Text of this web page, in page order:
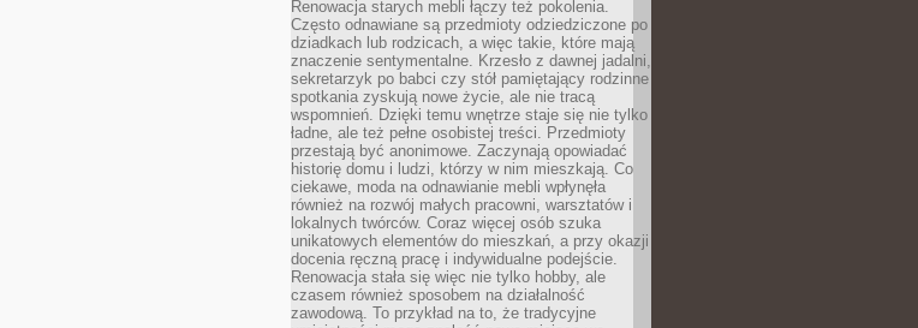
Renowacja starych mebli łączy też pokolenia.
Często odnawiane są przedmioty odziedziczone po
dziadkach lub rodzicach, a więc takie, które mają
znaczenie sentymentalne. Krzesło z dawnej jadalni,
sekretarzyk po babci czy stół pamiętający rodzinne
spotkania zyskują nowe życie, ale nie tracą
wspomnień. Dzięki temu wnętrze staje się nie tylko
ładne, ale też pełne osobistej treści. Przedmioty
przestają być anonimowe. Zaczynają opowiadać
historię domu i ludzi, którzy w nim mieszkają. Co
ciekawe, moda na odnawianie mebli wpłynęła
również na rozwój małych pracowni, warsztatów i
lokalnych twórców. Coraz więcej osób szuka
unikatowych elementów do mieszkań, a przy okazji
docenia ręczną pracę i indywidualne podejście.
Renowacja stała się więc nie tylko hobby, ale
czasem również sposobem na działalność
zawodową. To przykład na to, że tradycyjne